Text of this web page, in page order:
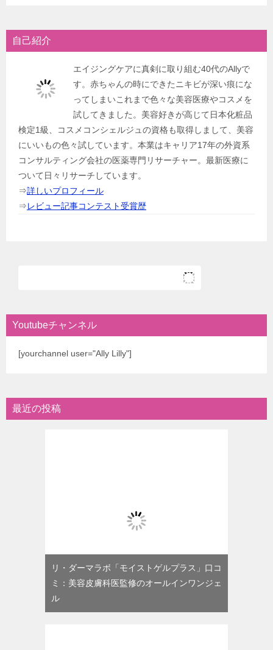
自己紹介
エイジングケアに真剣に取り組む40代のAllyで
す。赤ちゃんの時にできたニキビが深い痕にな
ってしまいこれまで色々な美容医療やコスメを
試してきました。美容好きが高じて日本化粧品
検定1級、コスメコンシェルジュの資格も取得しまして、美容
にいいもの色々試しています。本業はキャリア17年の外資系
コンサルティング会社の医薬専門リサーチャー。最新医療に
ついて日々リサーチしています。
⇒詳しいプロフィール
⇒レビュー記事コンテスト受賞歴
Youtubeチャンネル
[yourchannel user="Ally Lilly"]
最近の投稿
リ・ダーマラボ「モイストゲルプラス」口コ
ミ：美容皮膚科医監修のオールインワンジェ
ル